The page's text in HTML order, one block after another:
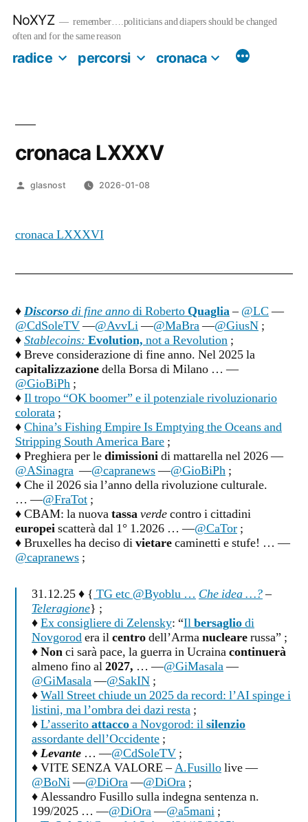
contenuto
NoXYZ
remember….politicians and diapers should be changed
often and for the same reason
radice percorsi cronaca
cronaca LXXXV
Pubblicato
glasnost 2026-01-08
cronaca LXXXVI
♦Discorsodi fine annodi RobertoQuaglia–@LC—
@CdSoleTV—@AvvLi—@MaBra—@GiusN ;
♦Stablecoins: Evolution, not a Revolution ;
♦ Breve considerazione di fine anno. Nel 2025 la
capitalizzazionedella Borsa di Milano … —
@GioBiPh ;
♦Il tropo “OK boomer” e il potenziale rivoluzionario
colorata ;
♦China’s Fishing Empire Is Emptying the Oceans and
Stripping South America Bare ;
♦ Preghiera per ledimissionidi mattarella nel 2026 —
@ASinagra —@capranews—@GioBiPh ;
♦ Che il 2026 sia l’anno della rivoluzione culturale.
… —@FraTot ;
♦CBAM: la nuovatassaverdecontro i cittadini
europeiscatterà dal 1° 1.2026 … —@CaTor ;
♦ Bruxelles ha deciso divietarecaminetti e stufe! … —
@capranews ;
31.12.25 ♦ { TG etc @Byoblu … Che idea …?–
Teleragione} ;
♦Ex consigliere di Zelensky: “Ilbersagliodi
Novgorodera ilcentrodell’Armanuclearerussa” ;
♦Nonci sarà pace, la guerra in Ucrainacontinuerà
almeno fino al2027, … —@GiMasala—
@GiMasala—@SakIN ;
♦Wall Street chiude un 2025 da record: l’AI spinge i
listini, ma l’ombra dei dazi resta ;
♦L’asseritoattaccoa Novgorod: ilsilenzio
assordante dell’Occidente ;
♦Levante … —@CdSoleTV ;
♦ VITE SENZA VALORE –A.Fusillolive —
@BoNi—@DiOra—@DiOra ;
♦ Alessandro Fusillo sulla indegna sentenza n.
199/2025 … —@DiOra—@a5mani ;